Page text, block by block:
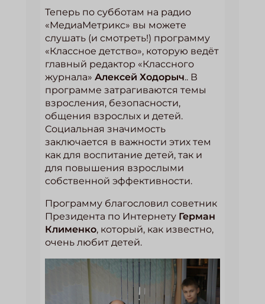
Теперь по субботам на радио
«МедиаМетрикс» вы можете
слушать (и смотреть!) программу
«Классное детство», которую ведёт
главный редактор «Классного
журнала» Алексей Ходорыч.. В
программе затрагиваются темы
взросления, безопасности,
общения взрослых и детей.
Социальная значимость
заключается в важности этих тем
как для воспитание детей, так и
для повышения взрослыми
собственной эффективности.
Программу благословил советник
Президента по Интернету Герман
Клименко, который, как известно,
очень любит детей.